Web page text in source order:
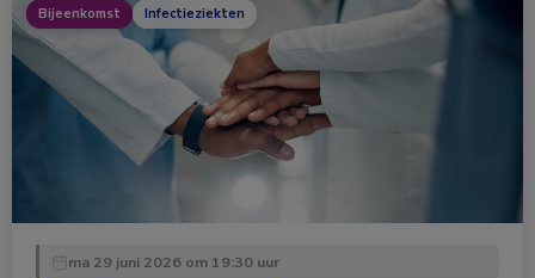
Bijeenkomst Infectieziekten
ma 29 juni 2026 om 19:30 uur